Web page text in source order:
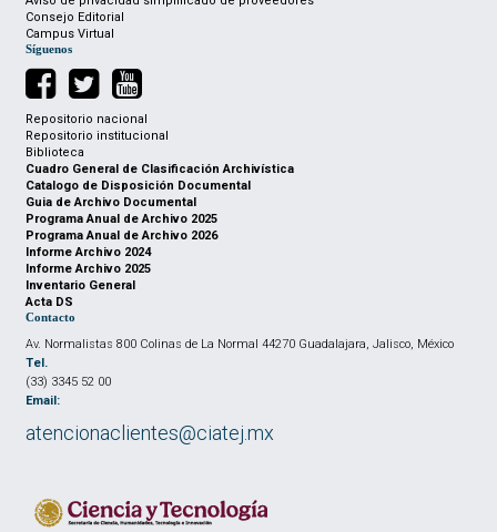
Consejo Editorial
Campus Virtual
Síguenos
Repositorio nacional
Repositorio institucional
Biblioteca
Cuadro General de Clasificación Archivística
Catalogo de Disposición Documental
Guia de Archivo Documental
Programa Anual de Archivo 2025
Programa Anual de Archivo 2026
Informe Archivo 2024
Informe Archivo 2025
Inventario General
Acta DS
Contacto
Av. Normalistas 800 Colinas de La Normal 44270 Guadalajara, Jalisco, México
Tel.
(33) 3345 52 00
Email:
atencionaclientes@ciatej.mx